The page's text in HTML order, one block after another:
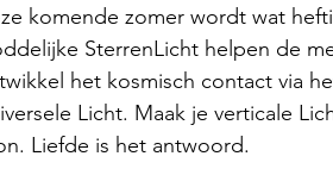
komende zomer wordt wat
SterrenLicht helpen de
het kosmisch contact via
Licht. Maak je verticale
Liefde is het antwoord.